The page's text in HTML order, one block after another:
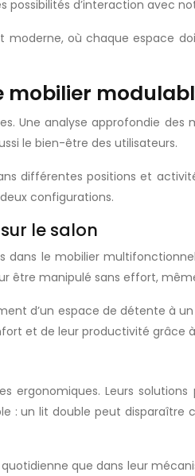
d’interaction avec
où chaque espace
mobilier
Une analyse approfondie
le bien-être des utilisateurs.
différentes positions et
configurations.
le salon
dans le mobilier
être manipulé sans effort,
d’un espace de détente à
et de leur productivité grâce
ergonomiques. Leurs
: un lit double peut
que dans leur